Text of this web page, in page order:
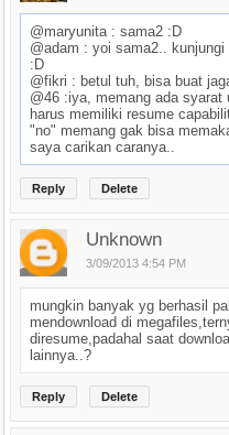
@maryunita : sama2 :D
@adam : yoi sama2..
:D
@fikri : betul tuh, bisa buat
@46 :iya, memang ada
harus memiliki resume
"no" memang gak bisa
saya carikan caranya..
Reply Delete
Unknown
3/09/2013 4:54 PM
mungkin banyak yg berhasil
mendownload di
diresume,padahal saat
lainnya..?
Reply Delete